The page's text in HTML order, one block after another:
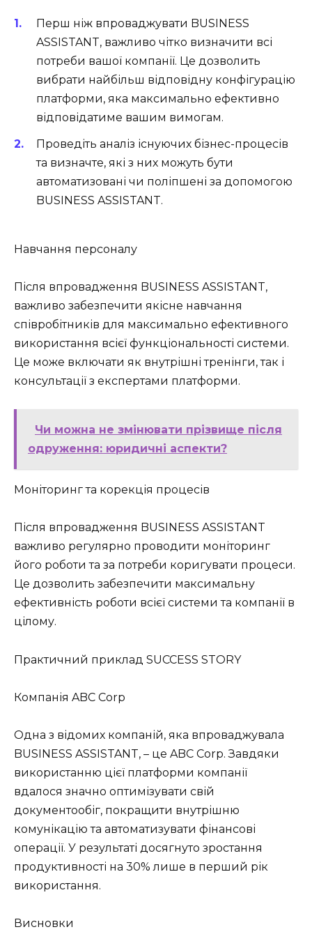
Перш ніж впроваджувати BUSINESS
ASSISTANT, важливо чітко визначити всі
потреби вашої компанії. Це дозволить
вибрати найбільш відповідну конфігурацію
платформи, яка максимально ефективно
відповідатиме вашим вимогам.
Проведіть аналіз існуючих бізнес-процесів
та визначте, які з них можуть бути
автоматизовані чи поліпшені за допомогою
BUSINESS ASSISTANT.
Навчання персоналу
Після впровадження BUSINESS ASSISTANT,
важливо забезпечити якісне навчання
співробітників для максимально ефективного
використання всієї функціональності системи.
Це може включати як внутрішні тренінги, так і
консультації з експертами платформи.
Чи можна не змінювати прізвище після
одруження: юридичні аспекти?
Моніторинг та корекція процесів
Після впровадження BUSINESS ASSISTANT
важливо регулярно проводити моніторинг
його роботи та за потреби коригувати процеси.
Це дозволить забезпечити максимальну
ефективність роботи всієї системи та компанії в
цілому.
Практичний приклад SUCCESS STORY
Компанія ABC Corp
Одна з відомих компаній, яка впроваджувала
BUSINESS ASSISTANT, – це ABC Corp. Завдяки
використанню цієї платформи компанії
вдалося значно оптимізувати свій
документообіг, покращити внутрішню
комунікацію та автоматизувати фінансові
операції. У результаті досягнуто зростання
продуктивності на 30% лише в перший рік
використання.
Висновки